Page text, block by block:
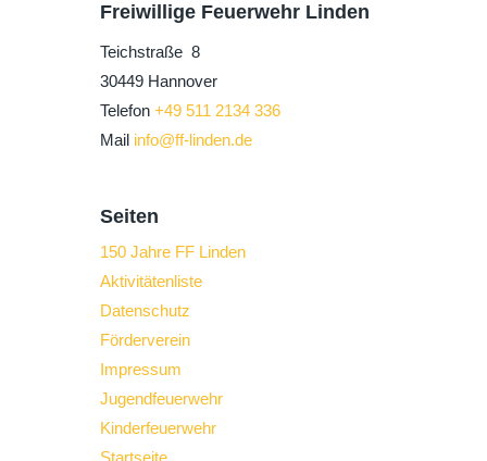
Freiwillige Feuerwehr Linden
Teichstraße 8
30449 Hannover
Telefon +49 511 2134 336
Mail info@ff-linden.de
Seiten
150 Jahre FF Linden
Aktivitätenliste
Datenschutz
Förderverein
Impressum
Jugendfeuerwehr
Kinderfeuerwehr